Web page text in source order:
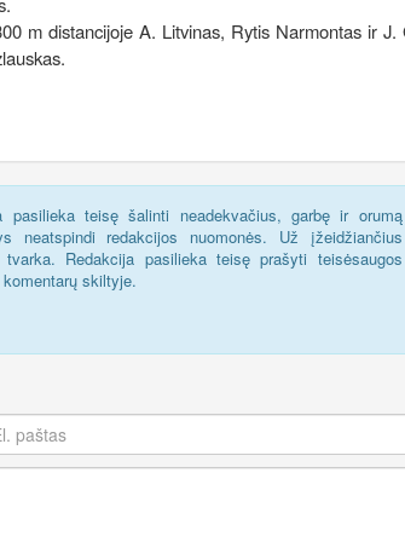
m distancijoje A. Litvinas, Rytis Narmontas ir J.
pasilieka teisę šalinti neadekvačius, garbę ir orumą
neatspindi redakcijos nuomonės. Už įžeidžiančius
Redakcija pasilieka teisę prašyti teisėsaugos
skiltyje.